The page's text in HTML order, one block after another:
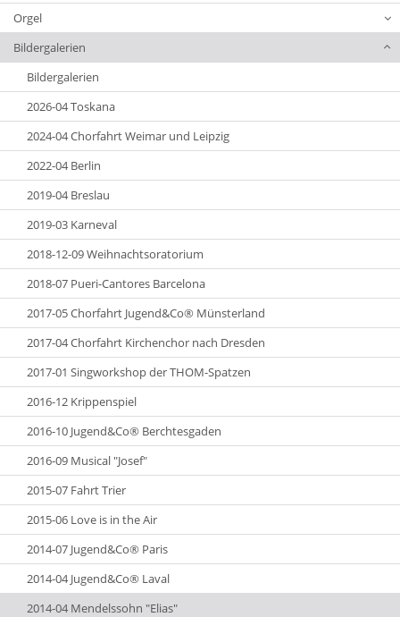
Orgel
Bildergalerien
Bildergalerien
2026-04 Toskana
2024-04 Chorfahrt Weimar und Leipzig
2022-04 Berlin
2019-04 Breslau
2019-03 Karneval
2018-12-09 Weihnachtsoratorium
2018-07 Pueri-Cantores Barcelona
2017-05 Chorfahrt Jugend&Co® Münsterland
2017-04 Chorfahrt Kirchenchor nach Dresden
2017-01 Singworkshop der THOM-Spatzen
2016-12 Krippenspiel
2016-10 Jugend&Co® Berchtesgaden
2016-09 Musical "Josef"
2015-07 Fahrt Trier
2015-06 Love is in the Air
2014-07 Jugend&Co® Paris
2014-04 Jugend&Co® Laval
2014-04 Mendelssohn "Elias"